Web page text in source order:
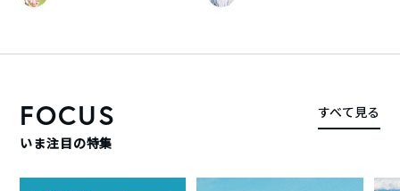
FOCUS
いま注目の特集
すべて見る